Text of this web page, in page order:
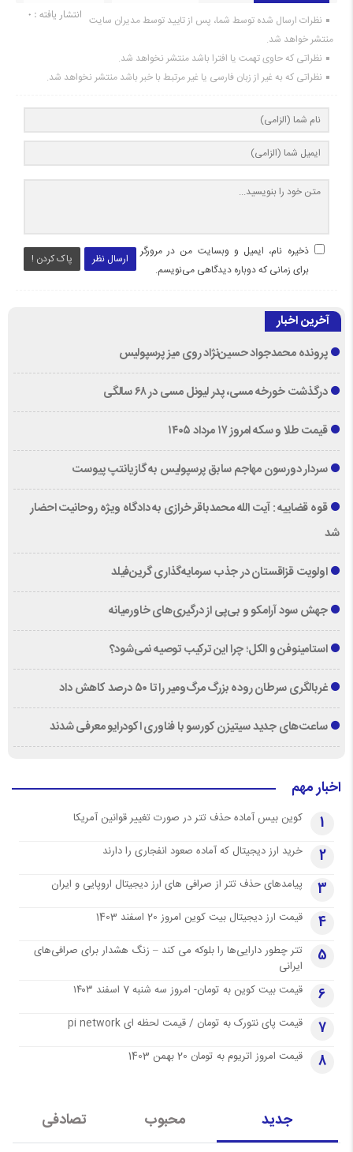
انتشار یافته : 0 نظرات ارسال شده توسط شما، پس از تایید توسط مدیران سایت
منتشر خواهد شد.
نظراتی که حاوی تهمت یا افترا باشد منتشر نخواهد شد.
نظراتی که به غیر از زبان فارسی یا غیر مرتبط با خبر باشد منتشر نخواهد شد.
ارسال نظر پاک کردن !
ذخیره نام، ایمیل و وبسایت من در مرورگر
برای زمانی که دوباره دیدگاهی می‌نویسم.
آخرین اخبار
پرونده محمدجواد حسین‌نژاد روی میز پرسپولیس
درگذشت خورخه مسی، پدر لیونل مسی در ۶۸ سالگی
قیمت طلا و سکه امروز ۱۷ مرداد ۱۴۰۵
سردار دورسون مهاجم سابق پرسپولیس به گازیانتپ پیوست
قوه قضاییه : آیت الله محمدباقر خرازی به دادگاه ویژه روحانیت احضار
شد
اولویت قزاقستان در جذب سرمایه‌گذاری گرین‌فیلد
جهش سود آرامکو و بی‌پی از درگیری‌های خاورمیانه
استامینوفن و الکل؛ چرا این ترکیب توصیه نمی‌شود؟
غربالگری سرطان روده بزرگ مرگ‌ومیر را تا ۵۰ درصد کاهش داد
ساعت‌های جدید سیتیزن کورسو با فناوری اکودرایو معرفی شدند
اخبار مهم
1 کوین بیس آماده حذف تتر در صورت تغییر قوانین آمریکا
2 خرید ارز دیجیتال که آماده صعود انفجاری را دارند
3 پیامدهای حذف تتر از صرافی های ارز دیجیتال اروپایی و ایران
4 قیمت ارز دیجیتال بیت کوین امروز 20 اسفند 1403
5
تتر چطور دارایی‌ها را بلوکه می کند – زنگ هشدار برای صرافی‌های
ایرانی
6 قیمت بیت کوین به تومان- امروز سه شنبه 7 اسفند ۱۴۰۳
7 قیمت پای نتورک به تومان / قیمت لحظه ای pi network
8 قیمت امروز اتریوم به تومان 20 بهمن 1403
جدید محبوب تصادفی